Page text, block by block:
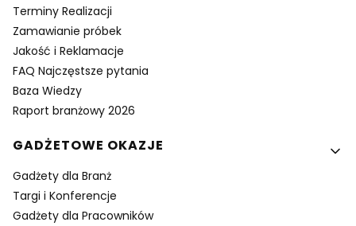
Terminy Realizacji
Zamawianie próbek
Jakość i Reklamacje
FAQ Najczęstsze pytania
Baza Wiedzy
Raport branżowy 2026
GADŻETOWE OKAZJE
Gadżety dla Branż
Targi i Konferencje
Gadżety dla Pracowników